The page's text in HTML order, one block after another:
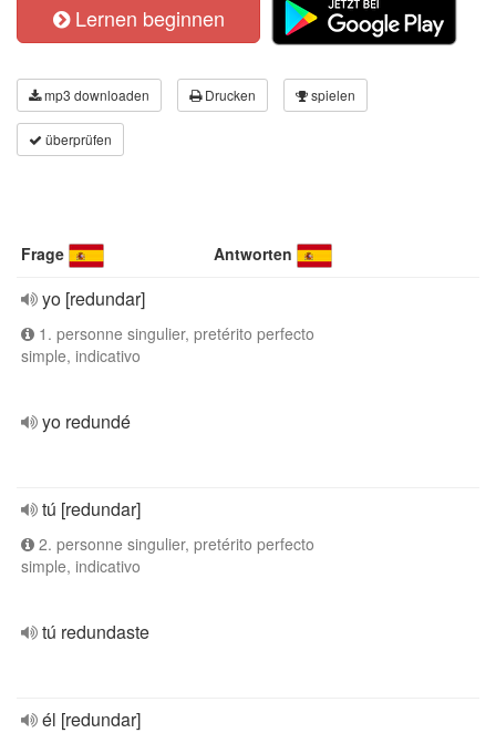
Lernen beginnen
mp3 downloaden Drucken spielen
überprüfen
Frage Antworten
yo [redundar]
1. personne singulier, pretérito perfecto
simple, indicativo
yo redundé
tú [redundar]
2. personne singulier, pretérito perfecto
simple, indicativo
tú redundaste
él [redundar]